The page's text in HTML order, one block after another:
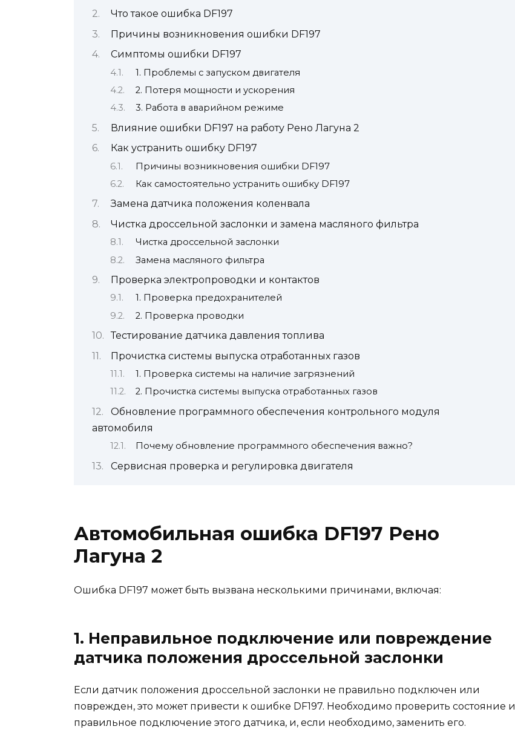
Что такое ошибка DF197
Причины возникновения ошибки DF197
Симптомы ошибки DF197
1. Проблемы с запуском двигателя
2. Потеря мощности и ускорения
3. Работа в аварийном режиме
Влияние ошибки DF197 на работу Рено Лагуна 2
Как устранить ошибку DF197
Причины возникновения ошибки DF197
Как самостоятельно устранить ошибку DF197
Замена датчика положения коленвала
Чистка дроссельной заслонки и замена масляного фильтра
Чистка дроссельной заслонки
Замена масляного фильтра
Проверка электропроводки и контактов
1. Проверка предохранителей
2. Проверка проводки
Тестирование датчика давления топлива
Прочистка системы выпуска отработанных газов
1. Проверка системы на наличие загрязнений
2. Прочистка системы выпуска отработанных газов
Обновление программного обеспечения контрольного модуля
автомобиля
Почему обновление программного обеспечения важно?
Сервисная проверка и регулировка двигателя
Автомобильная ошибка DF197 Рено
Лагуна 2
Ошибка DF197 может быть вызвана несколькими причинами, включая:
1. Неправильное подключение или повреждение
датчика положения дроссельной заслонки
Если датчик положения дроссельной заслонки не правильно подключен или
поврежден, это может привести к ошибке DF197. Необходимо проверить состояние и
правильное подключение этого датчика, и, если необходимо, заменить его.